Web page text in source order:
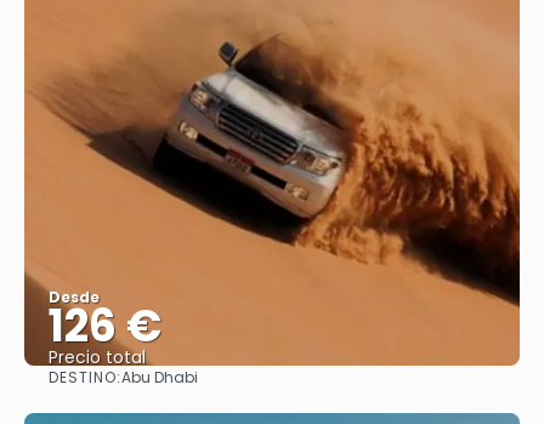
Desde
126 €
Precio total
DESTINO:Abu Dhabi